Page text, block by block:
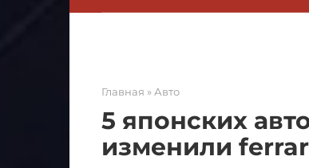
Главная » Авто
5 японских
изменили